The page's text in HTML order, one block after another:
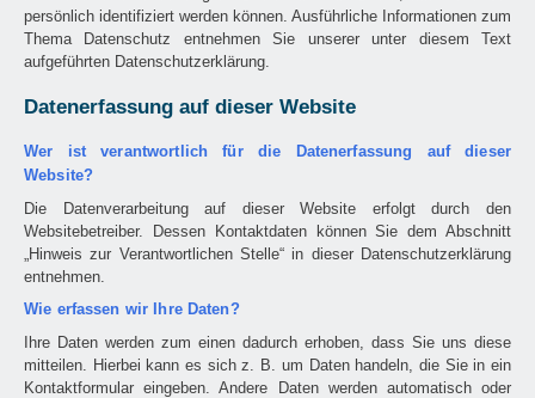
persönlich identifiziert werden können. Ausführliche Informationen zum
Thema Datenschutz entnehmen Sie unserer unter diesem Text
aufgeführten Datenschutzerklärung.
Datenerfassung auf dieser Website
Wer ist verantwortlich für die Datenerfassung auf dieser
Website?
Die Datenverarbeitung auf dieser Website erfolgt durch den
Websitebetreiber. Dessen Kontaktdaten können Sie dem Abschnitt
„Hinweis zur Verantwortlichen Stelle“ in dieser Datenschutzerklärung
entnehmen.
Wie erfassen wir Ihre Daten?
Ihre Daten werden zum einen dadurch erhoben, dass Sie uns diese
mitteilen. Hierbei kann es sich z. B. um Daten handeln, die Sie in ein
Kontaktformular eingeben. Andere Daten werden automatisch oder